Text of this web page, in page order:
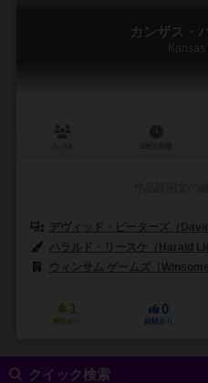
カンザス・
Kansas
デヴィッド・ピーターズ（
ハラルド・リースケ（Harald
ウィンサム ゲームズ（
1
興味あり
0
経験あり
クイック検索